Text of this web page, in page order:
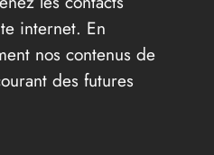
internet. En
nos contenus de
des futures